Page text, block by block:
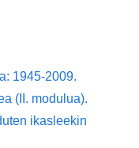
1945-2009.
(II. modulua).
ikasleekin